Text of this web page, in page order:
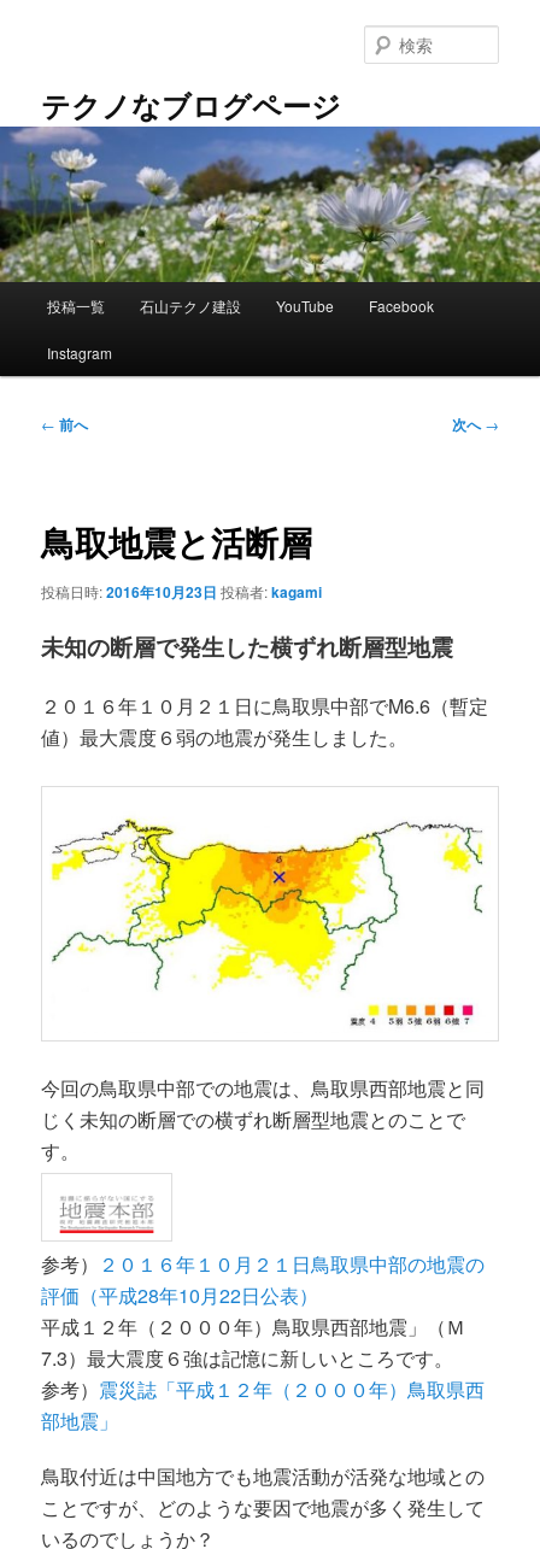
テ
ン
ツ
へ
移
動
テクノなブログページ
索
メ
投稿一覧 石山テクノ建設 YouTube Facebook
Instagram
投
ゲ
ー
ョ
← 前へ 次へ→
鳥取地震と活断層
投稿日時:2016年10月23日 投稿者:kagami
未知の断層で発生した横ずれ断層型地震
２０１６年１０月２１日に鳥取県中部でM6.6（暫定
値）最大震度６弱の地震が発生しました。
今回の鳥取県中部での地震は、鳥取県西部地震と同
じく未知の断層での横ずれ断層型地震とのことで
す。
参考）
２０１６年１０月２１日鳥取県中部の地震の
評価（平成28年10月22日公表）
平成１２年（２０００年）鳥取県西部地震」（Ｍ
7.3）最大震度６強は記憶に新しいところです。
参考） 震災誌「平成１２年（２０００年）鳥取県西
部地震」
鳥取付近は中国地方でも地震活動が活発な地域との
ことですが、どのような要因で地震が多く発生して
いるのでしょうか？